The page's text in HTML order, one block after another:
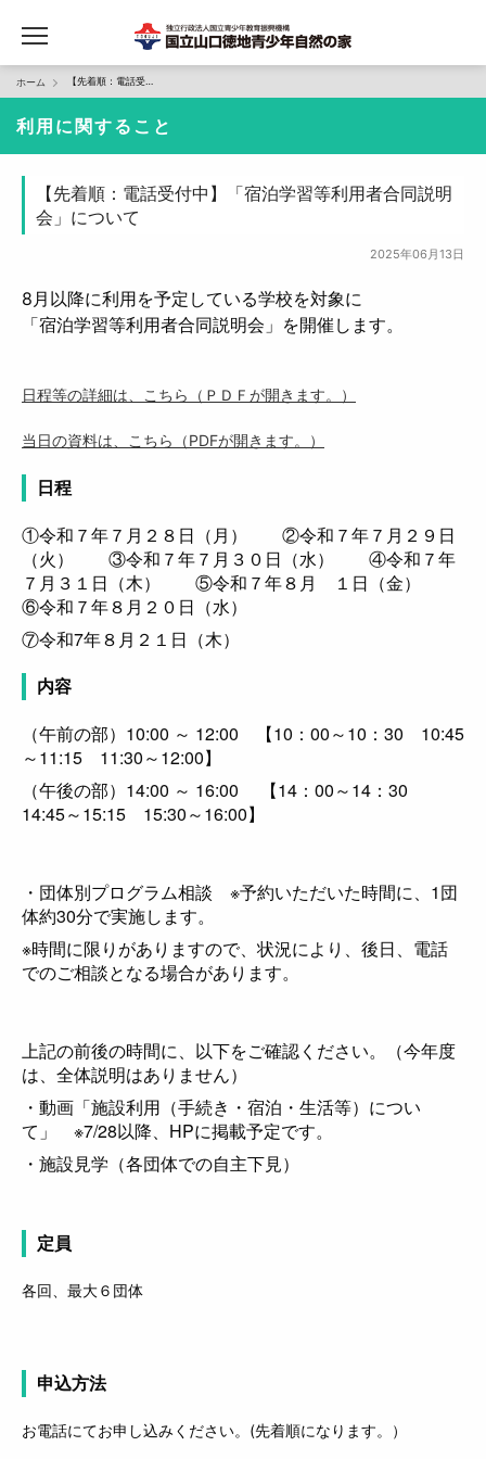
ホーム
利用に関すること
【先着順：電話受付中】「宿泊学習等利用者合同説明
会」について
2025年06月13日
8月以降に利用を予定している学校を対象に
「宿泊学習等利用者合同説明会」を開催します。
日程等の詳細は、こちら（ＰＤＦが開きます。）
当日の資料は、こちら（PDFが開きます。）
日程
①令和７年７月２８日（月） ②令和７年７月２９日
（火） ③令和７年７月３０日（水） ④令和７年
７月３１日（木） ⑤令和７年８月 １日（金）
⑥令和７年８月２０日（水）
⑦令和7年８月２１日（木）
内容
（午前の部）10:00 ～ 12:00 【10：00～10：30 10:45
～11:15 11:30～12:00】
（午後の部）14:00 ～ 16:00 【14：00～14：30
14:45～15:15 15:30～16:00】
・団体別プログラム相談 ※予約いただいた時間に、1団
体約30分で実施します。
※時間に限りがありますので、状況により、後日、電話
でのご相談となる場合があります。
上記の前後の時間に、以下をご確認ください。（今年度
は、全体説明はありません）
・動画「施設利用（手続き・宿泊・生活等）につい
て」 ※7/28以降、HPに掲載予定です。
・施設見学（各団体での自主下見）
定員
各回、最大６団体
申込方法
お電話にてお申し込みください。(先着順になります。）